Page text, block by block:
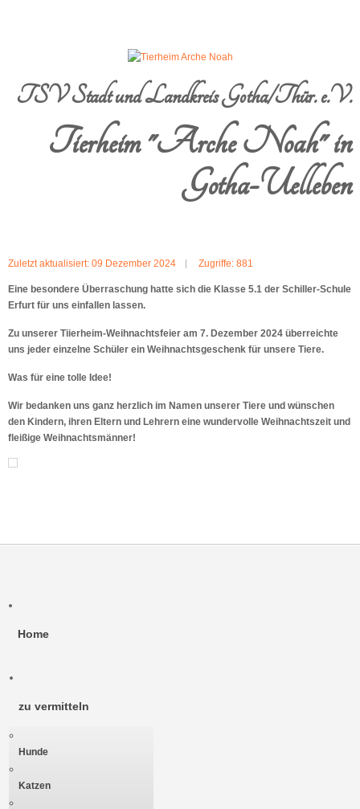
TSV Stadt und Landkreis Gotha/Thür. e.V.
Tierheim "Arche Noah" in
Gotha-Uelleben
Zuletzt aktualisiert: 09 Dezember 2024 Zugriffe: 881
Eine besondere Überraschung hatte sich die Klasse 5.1 der Schiller-Schule
Erfurt für uns einfallen lassen.
Zu unserer Tiierheim-Weihnachtsfeier am 7. Dezember 2024 überreichte
uns jeder einzelne Schüler ein Weihnachtsgeschenk für unsere Tiere.
Was für eine tolle Idee!
Wir bedanken uns ganz herzlich im Namen unserer Tiere und wünschen
den Kindern, ihren Eltern und Lehrern eine wundervolle Weihnachtszeit und
fleißige Weihnachtsmänner!
Home
zu vermitteln
Hunde
Katzen